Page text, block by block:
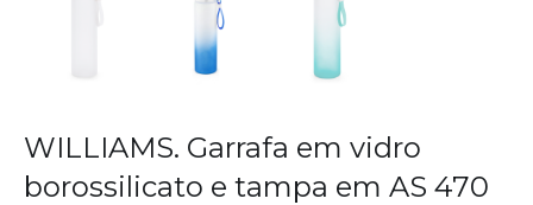
WILLIAMS. Garrafa em vidro
borossilicato e tampa em AS 470